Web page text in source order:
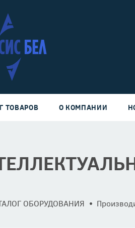
ТОВАРОВ О КОМПАНИИ
ОБОРУДОВАНИЯ